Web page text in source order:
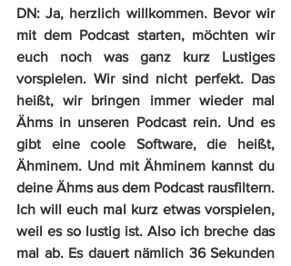
DN: Ja, herzlich willkommen. Bevor wir
mit dem Podcast starten, möchten wir
euch noch was ganz kurz Lustiges
vorspielen. Wir sind nicht perfekt. Das
heißt, wir bringen immer wieder mal
Ähms in unseren Podcast rein. Und es
gibt eine coole Software, die heißt,
Ähminem. Und mit Ähminem kannst du
deine Ähms aus dem Podcast rausfiltern.
Ich will euch mal kurz etwas vorspielen,
weil es so lustig ist. Also ich breche das
mal ab. Es dauert nämlich 36 Sekunden